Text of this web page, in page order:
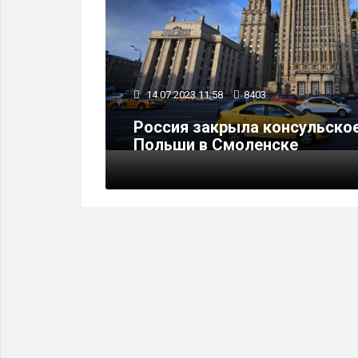
14.07.2023 11:58 8403
Россия закрыла
Польши в Смоленске